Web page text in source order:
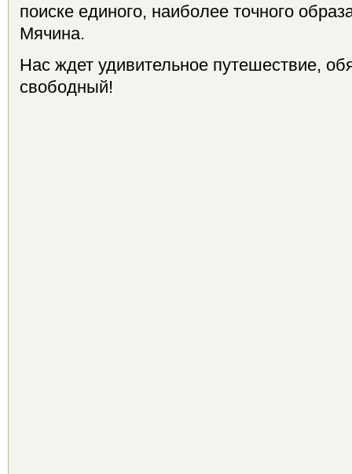
поиске единого, наиболее точного
Мячина.
Нас ждет удивительное путешествие,
свободный!